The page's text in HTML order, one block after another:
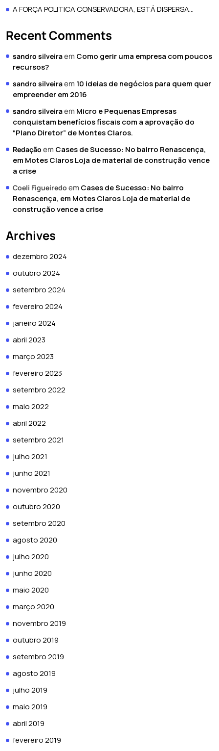
A FORÇA POLITICA CONSERVADORA, ESTÁ DISPERSA…
Recent Comments
sandro silveiraem Como gerir uma empresa com poucos
recursos?
sandro silveiraem 10 ideias de negócios para quem quer
empreender em 2016
sandro silveiraem Micro e Pequenas Empresas
conquistam benefícios fiscais com a aprovação do
“Plano Diretor” de Montes Claros.
Redação em Cases de Sucesso: No bairro Renascença,
em Motes Claros Loja de material de construção vence
a crise
Coeli Figueiredo em Cases de Sucesso: No bairro
Renascença, em Motes Claros Loja de material de
construção vence a crise
Archives
dezembro 2024
outubro 2024
setembro 2024
fevereiro 2024
janeiro 2024
abril 2023
março 2023
fevereiro 2023
setembro 2022
maio 2022
abril 2022
setembro 2021
julho 2021
junho 2021
novembro 2020
outubro 2020
setembro 2020
agosto 2020
julho 2020
junho 2020
maio 2020
março 2020
novembro 2019
outubro 2019
setembro 2019
agosto 2019
julho 2019
maio 2019
abril 2019
fevereiro 2019